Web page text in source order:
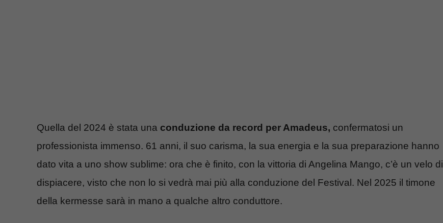
Quella del 2024 è stata una conduzione da record per Amadeus, confermatosi un
professionista immenso. 61 anni, il suo carisma, la sua energia e la sua preparazione hanno
dato vita a uno show sublime: ora che è finito, con la vittoria di Angelina Mango, c’è un velo di
dispiacere, visto che non lo si vedrà mai più alla conduzione del Festival. Nel 2025 il timone
della kermesse sarà in mano a qualche altro conduttore.